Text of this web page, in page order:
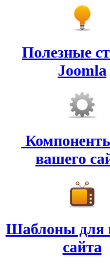
Полезные
Joomla
вашего
Шаблоны для
сайта